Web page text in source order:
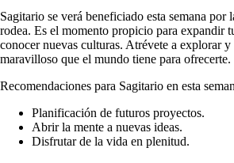
Sagitario se verá beneficiado esta semana por
rodea. Es el momento propicio para expandir
conocer nuevas culturas. Atrévete a explorar
maravilloso que el mundo tiene para ofrecerte.
Recomendaciones para Sagitario en esta
Planificación de futuros proyectos.
Abrir la mente a nuevas ideas.
Disfrutar de la vida en plenitud.